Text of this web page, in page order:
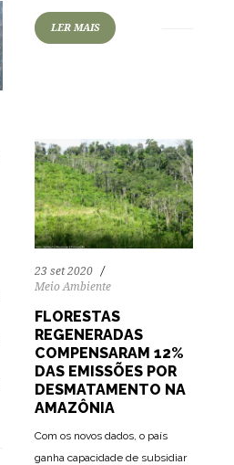
LER MAIS
23 set 2020
Meio Ambiente
FLORESTAS
REGENERADAS
COMPENSARAM 12%
DAS EMISSÕES POR
DESMATAMENTO NA
AMAZÔNIA
Com os novos dados, o país
ganha capacidade de subsidiar
70 1186